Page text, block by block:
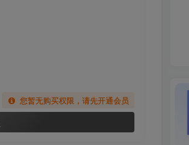
您暂无购买权限，请先开通会员